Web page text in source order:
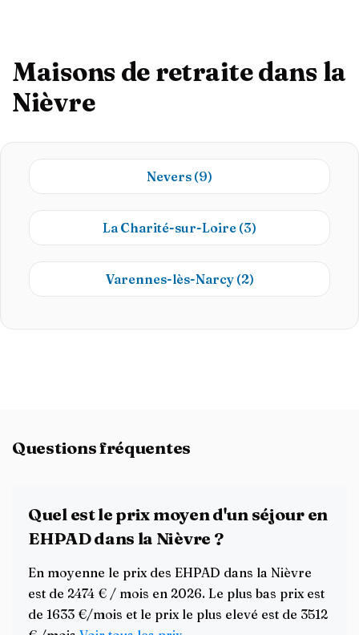
Maisons de retraite dans la
Nièvre
Nevers (9)
La Charité-sur-Loire (3)
Varennes-lès-Narcy (2)
Questions fréquentes
Quel est le prix moyen d'un séjour en
EHPAD dans la Nièvre ?
En moyenne le prix des EHPAD dans la Nièvre
est de 2474 € / mois en 2026. Le plus bas prix est
de 1633 €/mois et le prix le plus elevé est de 3512